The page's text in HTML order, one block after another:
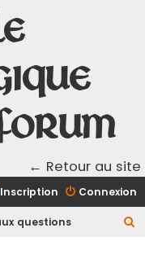
← Retour au site
Connexion
Inscription
questions